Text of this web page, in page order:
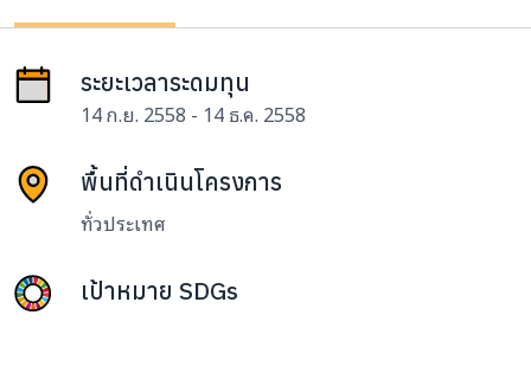
ระยะเวลาระดมทุน
14 ก.ย. 2558 - 14 ธ.ค. 2558
พื้นที่ดำเนินโครงการ
ทั่วประเทศ
เป้าหมาย SDGs